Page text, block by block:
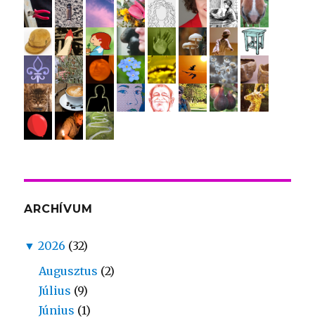
ARCHÍVUM
▼ 2026 (32)
Augusztus (2)
Július (9)
Június (1)